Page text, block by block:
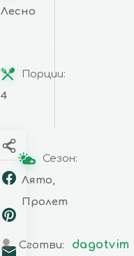
Лесно
Порции:
4
Сезон:
Лято,
Пролет
Сготви: dagotvim